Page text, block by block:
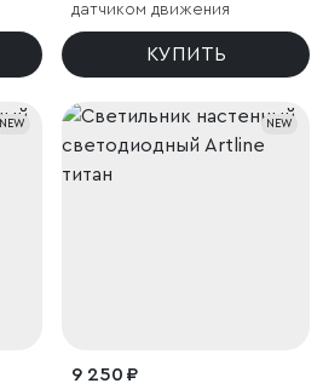
датчиком движения
КУПИТЬ
NEW NEW
9 250 ₽